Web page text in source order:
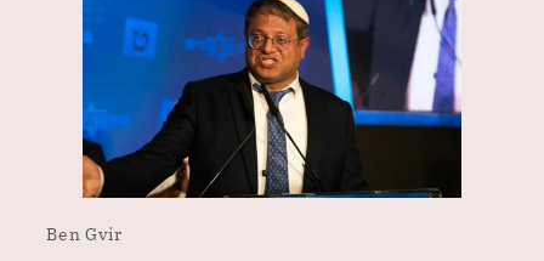
Ben Gvir